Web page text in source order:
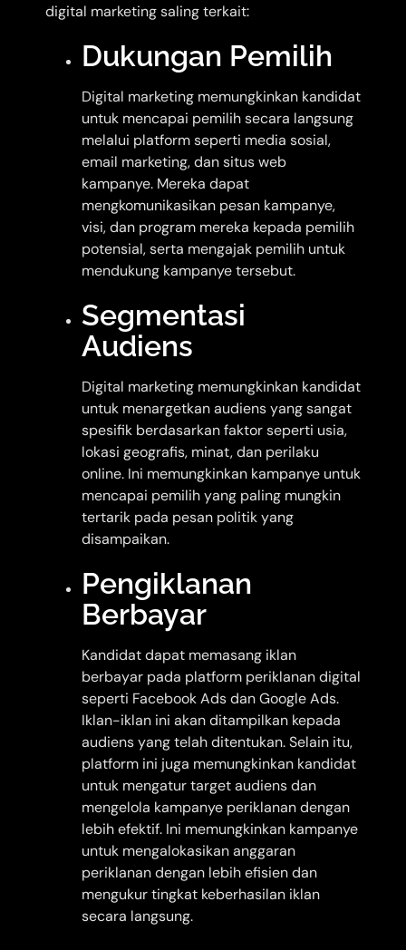
digital marketing saling terkait:
Dukungan Pemilih
Digital marketing memungkinkan kandidat
untuk mencapai pemilih secara langsung
melalui platform seperti media sosial,
email marketing, dan situs web
kampanye. Mereka dapat
mengkomunikasikan pesan kampanye,
visi, dan program mereka kepada pemilih
potensial, serta mengajak pemilih untuk
mendukung kampanye tersebut.
Segmentasi
Audiens
Digital marketing memungkinkan kandidat
untuk menargetkan audiens yang sangat
spesifik berdasarkan faktor seperti usia,
lokasi geografis, minat, dan perilaku
online. Ini memungkinkan kampanye untuk
mencapai pemilih yang paling mungkin
tertarik pada pesan politik yang
disampaikan.
Pengiklanan
Berbayar
Kandidat dapat memasang iklan
berbayar pada platform periklanan digital
seperti Facebook Ads dan Google Ads.
Iklan-iklan ini akan ditampilkan kepada
audiens yang telah ditentukan. Selain itu,
platform ini juga memungkinkan kandidat
untuk mengatur target audiens dan
mengelola kampanye periklanan dengan
lebih efektif. Ini memungkinkan kampanye
untuk mengalokasikan anggaran
periklanan dengan lebih efisien dan
mengukur tingkat keberhasilan iklan
secara langsung.